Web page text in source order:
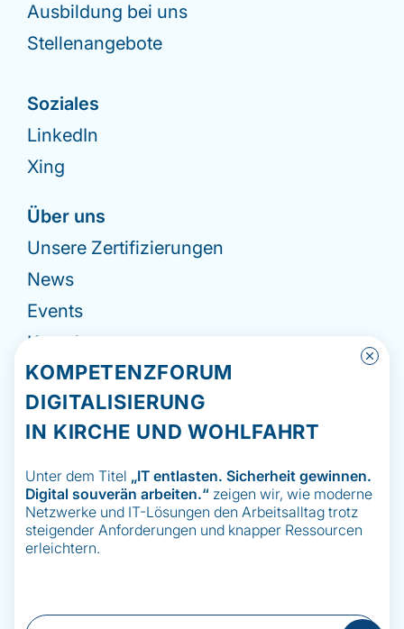
Ausbildung bei uns
Stellenangebote
Soziales
LinkedIn
Xing
Über uns
Unsere Zertifizierungen
News
Events
Kontakt
Impressum
Datenschutzerklärung
Hinweisgebermeldesystem
info@krz-swd.de
KOMPETENZFORUM
DIGITALISIERUNG
IN KIRCHE UND WOHLFAHRT
Unter dem Titel „IT entlasten. Sicherheit gewinnen.
Digital souverän arbeiten.“ zeigen wir, wie moderne
Netzwerke und IT-Lösungen den Arbeitsalltag trotz
steigender Anforderungen und knapper Ressourcen
erleichtern.